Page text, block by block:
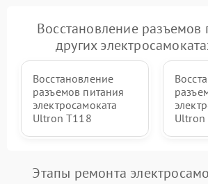
Восстановление разъемов
других
Восстановление
разъемов питания
электросамоката
Ultron T118
Ultron
Этапы ремонта